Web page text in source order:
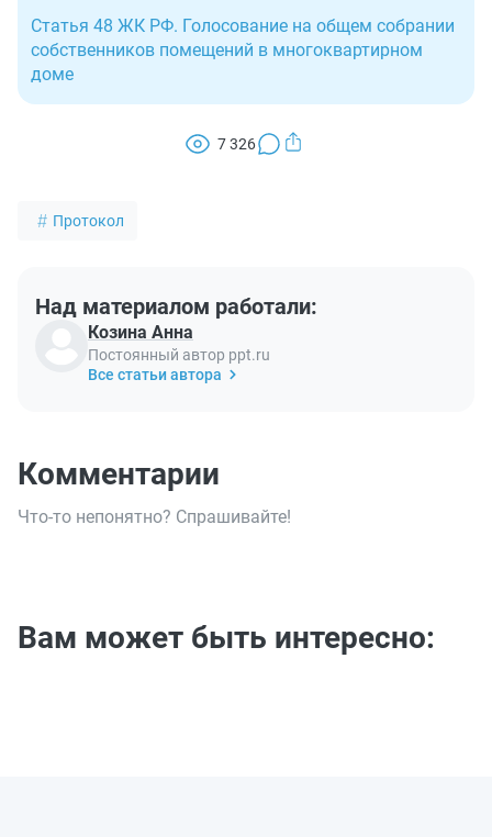
Статья 48 ЖК РФ. Голосование на общем собрании
собственников помещений в многоквартирном
доме
7 326
Протокол
Над материалом работали:
Козина Анна
Постоянный автор ppt.ru
Все статьи автора
Комментарии
Что-то непонятно? Спрашивайте!
Вам может быть интересно: